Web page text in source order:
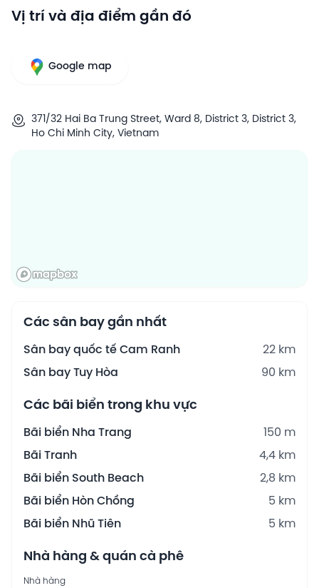
Vị trí và địa điểm gần đó
Google map
371/32 Hai Ba Trung Street, Ward 8, District 3, District 3,
Ho Chi Minh City, Vietnam
Các sân bay gần nhất
Sân bay quốc tế Cam Ranh
22 km
Sân bay Tuy Hòa
90 km
Các bãi biển trong khu vực
Bãi biển Nha Trang
150 m
Bãi Tranh
4,4 km
Bãi biển South Beach
2,8 km
Bãi biển Hòn Chồng
5 km
Bãi biển Nhũ Tiên
5 km
Nhà hàng & quán cà phê
Nhà hàng